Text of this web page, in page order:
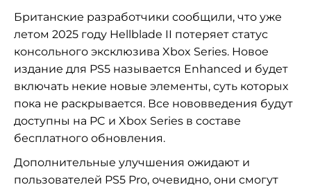
Британские разработчики сообщили, что уже
летом 2025 году Hellblade II потеряет статус
консольного эксклюзива Xbox Series. Новое
издание для PS5 называется Enhanced и будет
включать некие новые элементы, суть которых
пока не раскрывается. Все нововведения будут
доступны на PC и Xbox Series в составе
бесплатного обновления.
Дополнительные улучшения ожидают и
пользователей PS5 Pro, очевидно, они смогут